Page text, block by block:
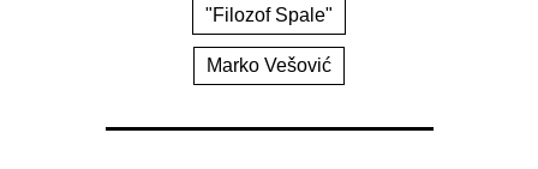
"Filozof Spale"
Marko Vešović